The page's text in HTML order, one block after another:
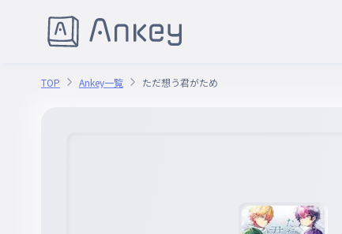
TOP Ankey一覧 ただ想う君がため